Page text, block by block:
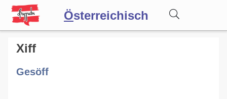
Österreichisch
Wörterbuch
Forum
Xiff
Gesöff